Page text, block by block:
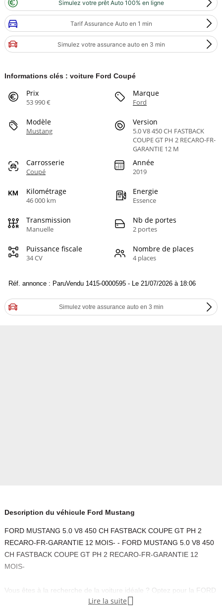
Simulez votre prêt Auto 100% en ligne
Tarif Assurance Auto en 1 min
Simulez votre assurance auto en 3 min
Informations clés : voiture Ford Coupé
Prix
53 990 €
Marque
Ford
Modèle
Mustang
Version
5.0 V8 450 CH FASTBACK
COUPE GT PH 2 RECARO-FR-
GARANTIE 12 M
Carrosserie
Coupé
Année
2019
Kilométrage
46 000 km
Energie
Essence
Transmission
Manuelle
Nb de portes
2 portes
Puissance fiscale
34 CV
Nombre de places
4 places
Réf. annonce : ParuVendu 1415-0000595 - Le 21/07/2026 à 18:06
Simulez votre assurance auto en 3 min
Description du véhicule Ford Mustang
FORD MUSTANG 5.0 V8 450 CH FASTBACK COUPE GT PH 2
RECARO-FR-GARANTIE 12 MOIS- - FORD MUSTANG 5.0 V8 450
CH FASTBACK COUPE GT PH 2 RECARO-FR-GARANTIE 12
MOIS-
Vous êtes à la recherche de la voiture idéale ? Optez pour la FORD
MUSTANG PHASE 2 Mustang coupe
Lire la suite 